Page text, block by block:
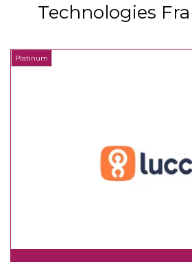
Technologies
Platinum